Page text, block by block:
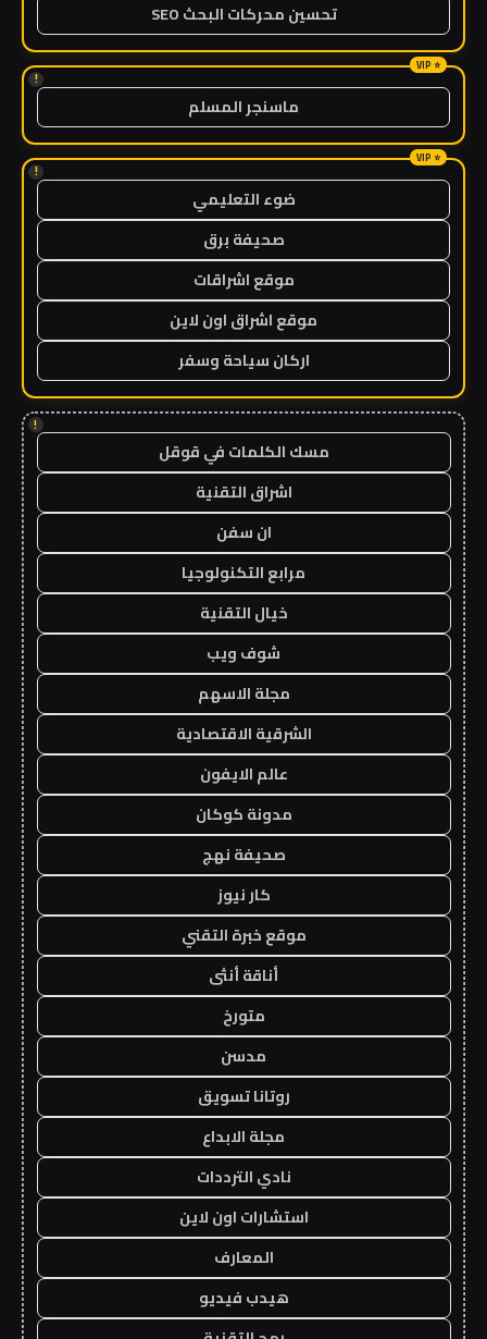
تحسين محركات البحث SEO
!
ماسنجر المسلم
!
ضوء التعليمي
صحيفة برق
موقع اشراقات
موقع اشراق اون لاين
اركان سياحة وسفر
!
مسك الكلمات في قوقل
اشراق التقنية
ان سفن
مرابع التكنولوجيا
خيال التقنية
شوف ويب
مجلة الاسهم
الشرقية الاقتصادية
عالم الايفون
مدونة كوكان
صحيفة نهج
كار نيوز
موقع خبرة التقني
أناقة أنثى
متورخ
مدسن
روتانا تسويق
مجلة الابداع
نادي الترددات
استشارات اون لاين
المعارف
هيدب فيديو